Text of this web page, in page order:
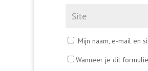
Mijn naam, e-mail en
Wanneer je dit